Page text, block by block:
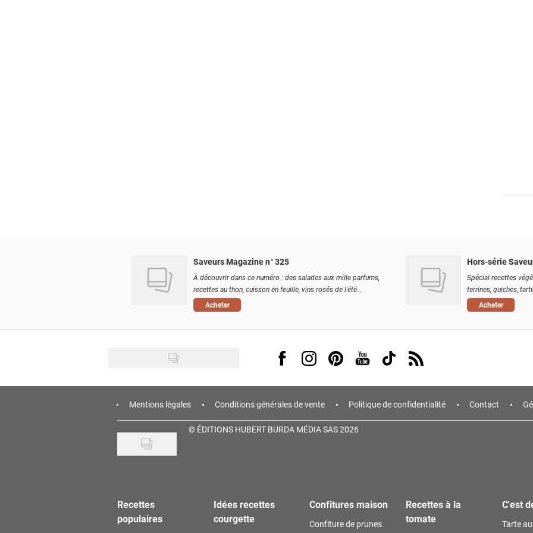
Saveurs Magazine n° 325
À découvrir dans ce numéro : des salades aux mille parfums,
recettes au thon, cuisson en feuille, vins rosés de l'été...
Acheter
Hors-série
Spécial recettes
terrines, quiches,
Acheter
Visit us on Facebook
Visit us on Instagram
Visit us on Pinterest
Visit us on Youtube
Visit us on Tiktok
Visit us on Rss
Mentions légales Conditions générales de vente Politique de confidentialité Contact
© ÉDITIONS HUBERT BURDA MÉDIA SAS 2026
Recettes
populaires
Idées recettes
courgette
Confitures maison
Confiture de prunes
Recettes à la
tomate
C'est
Tarte